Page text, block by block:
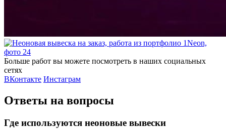
Больше работ вы можете посмотреть в наших социальных
сетях
ВКонтакте Инстаграм
Ответы на вопросы
Где используются неоновые вывески